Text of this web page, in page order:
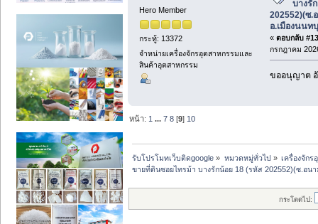
Hero Member
กระทู้: 13372
จำหน่ายเครื่องจักรอุตสาหกรรมและ
สินค้าอุตสาหกรรม
บางรั
202552)(ซ.
อ.เมืองนนท
« ตอบกลับ
กรกฎาคม
ขออนุญาต
หน้า: 1 ...7 8 [9] 10
รับโปรโมทเว็บติดgoogle » หมวดหมู่ทั่วไป» เครื่องจัก
ขายที่ดินซอยไทรม้า บางรักน้อย 18 (รหัส 202552)(ซ.อน
กระโดดไป: